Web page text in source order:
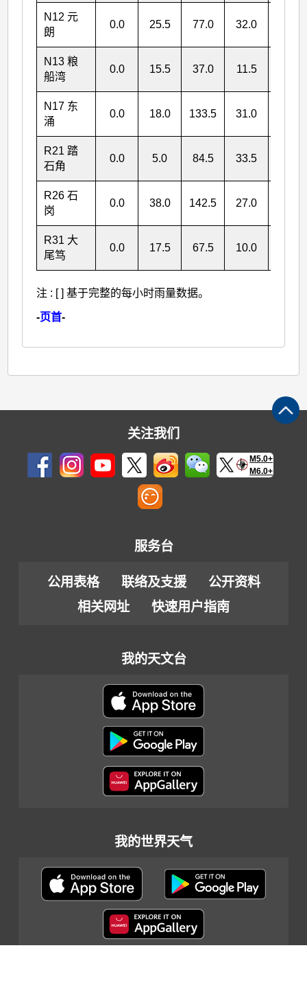
N12 元
朗
0.0 25.5 77.0 32.0
N13 粮
船湾
0.0 15.5 37.0 11.5
N17 东
涌
0.0 18.0 133.5 31.0
R21 踏
石角
0.0 5.0 84.5 33.5
R26 石
岗
0.0 38.0 142.5 27.0
R31 大
尾笃
0.0 17.5 67.5 10.0
注 : [ ] 基于完整的每小时雨量数据。
-页首-
关注我们
M5.0+
M6.0+
服务台
公用表格 联络及支援
公开资料
相关网址
快速用户指南
我的天文台
我的世界天气